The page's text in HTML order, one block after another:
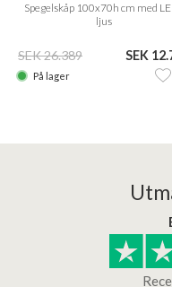
Spegelskåp 100x70h cm med
ljus
SEK 26.389 SEK
På lager